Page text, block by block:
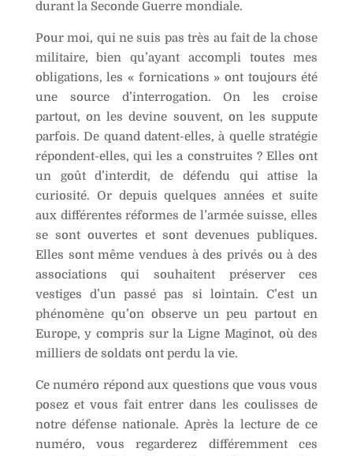
durant la Seconde Guerre mondiale.
Pour moi, qui ne suis pas très au fait de la chose
militaire, bien qu’ayant accompli toutes mes
obligations, les « fornications » ont toujours été
une source d’interrogation. On les croise
partout, on les devine souvent, on les suppute
parfois. De quand datent-elles, à quelle stratégie
répondent-elles, qui les a construites ? Elles ont
un goût d’interdit, de défendu qui attise la
curiosité. Or depuis quelques années et suite
aux différentes réformes de l’armée suisse, elles
se sont ouvertes et sont devenues publiques.
Elles sont même vendues à des privés ou à des
associations qui souhaitent préserver ces
vestiges d’un passé pas si lointain. C’est un
phénomène qu’on observe un peu partout en
Europe, y compris sur la Ligne Maginot, où des
milliers de soldats ont perdu la vie.
Ce numéro répond aux questions que vous vous
posez et vous fait entrer dans les coulisses de
notre défense nationale. Après la lecture de ce
numéro, vous regarderez différemment ces